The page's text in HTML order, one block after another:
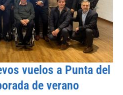
vuelos a Punta del
de verano